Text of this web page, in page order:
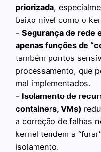
priorizada,
baixo nível como o
– Segurança de rede
apenas funções de
também pontos
processamento, que
mal implementados.
– Isolamento de
containers, VMs)
a correção de falhas
kernel tendem a
isolamento.